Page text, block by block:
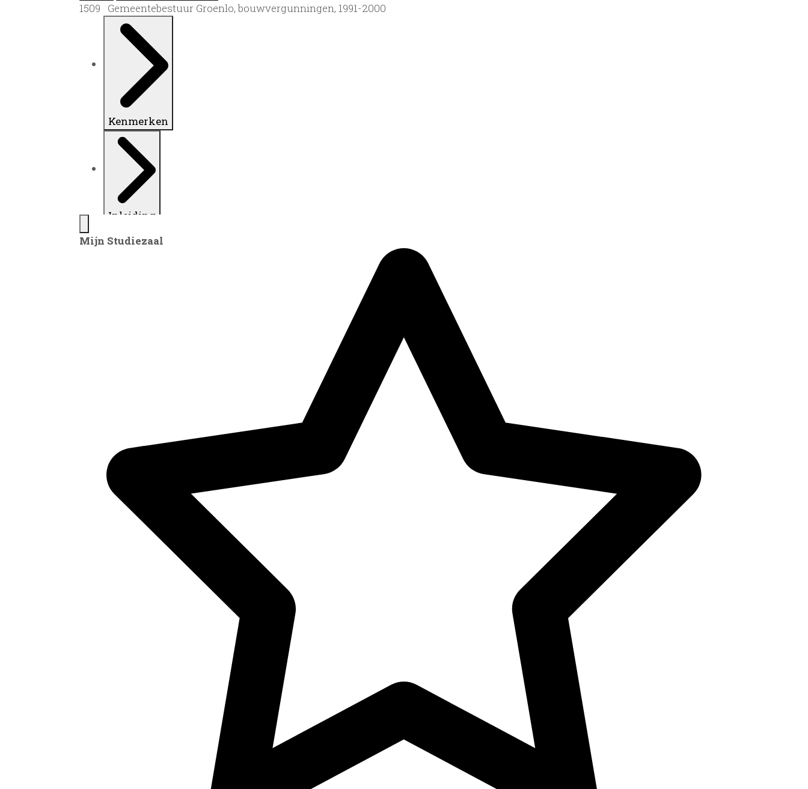
1509 Gemeentebestuur Groenlo, bouwvergunningen, 1991-2000
Kenmerken
Inleiding
Mijn Studiezaal